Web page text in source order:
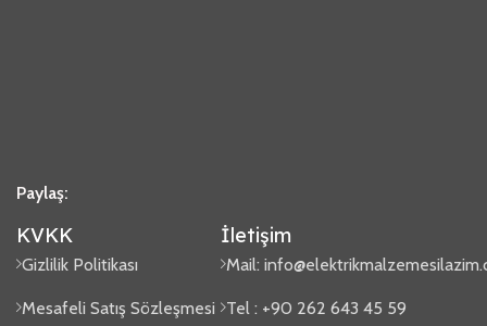
Paylaş:
KVKK
Gizlilik Politikası
Mesafeli Satış Sözleşmesi
İletişim
Mail:
Tel : +90 262 643 45 59